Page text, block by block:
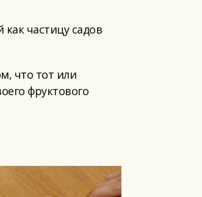
частицу садов
что тот или
фруктового